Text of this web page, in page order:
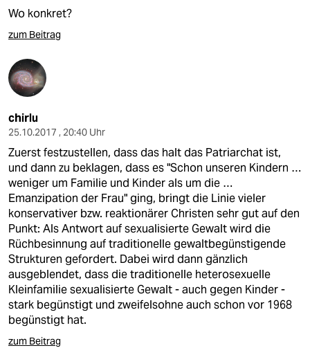
Wo konkret?
zum Beitrag
chirlu
25.10.2017 , 20:40 Uhr
Zuerst festzustellen, dass das halt das Patriarchat ist,
und dann zu beklagen, dass es "Schon unseren Kindern …
weniger um Familie und Kinder als um die …
Emanzipation der Frau" ging, bringt die Linie vieler
konservativer bzw. reaktionärer Christen sehr gut auf den
Punkt: Als Antwort auf sexualisierte Gewalt wird die
Rüchbesinnung auf traditionelle gewaltbegünstigende
Strukturen gefordert. Dabei wird dann gänzlich
ausgeblendet, dass die traditionelle heterosexuelle
Kleinfamilie sexualisierte Gewalt - auch gegen Kinder -
stark begünstigt und zweifelsohne auch schon vor 1968
begünstigt hat.
zum Beitrag